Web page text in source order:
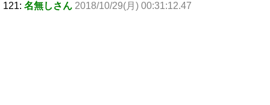
121: 名無しさん 2018/10/29(月) 00:31:12.47